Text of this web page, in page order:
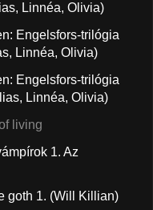
Linnéa, Olivia)
Engelsfors-trilógia
Linnéa, Olivia)
Engelsfors-trilógia
Linnéa, Olivia)
living
1. Az
goth 1. (Will Killian)